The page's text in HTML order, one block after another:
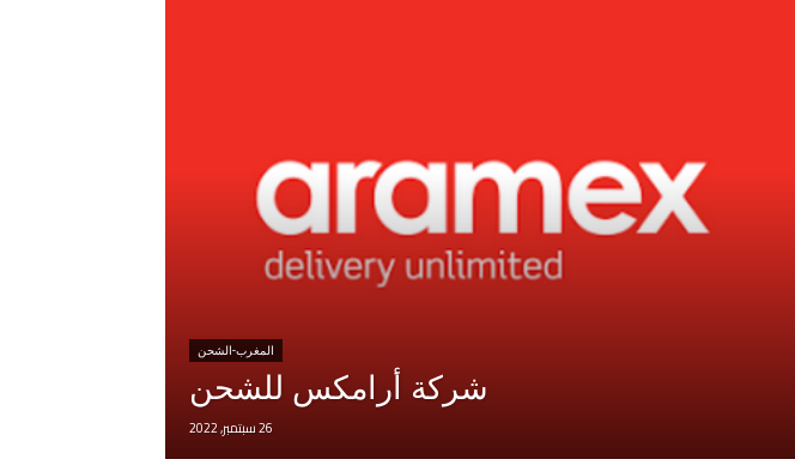
المغرب-الشحن
شركة أرامكس للشحن
26 سبتمبر, 2022